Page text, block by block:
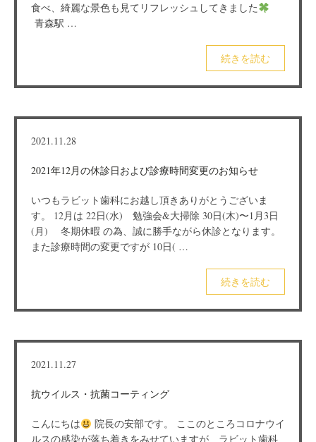
食べ、綺麗な景色も見てリフレッシュしてきました
青森駅 …
続きを読む
2021.11.28
2021年12月の休診日および診療時間変更のお知らせ
いつもラビット歯科にお越し頂きありがとうございま
す。 12月は 22日(水) 勉強会&大掃除 30日(木)〜1月3日
(月) 冬期休暇 の為、誠に勝手ながら休診となります。
また診療時間の変更ですが 10日( …
続きを読む
2021.11.27
抗ウイルス・抗菌コーティング
こんにちは
院長の安部です。 ここのところコロナウイ
ルスの感染が落ち着きをみせていますが、ラビット歯科